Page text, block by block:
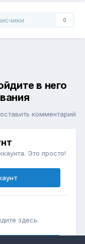
0
в него
комментарий
Это просто!
здесь.